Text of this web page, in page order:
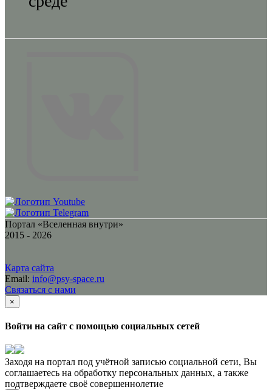
Портал «Вселенная внутри»
2015 - 2026
Карта сайта
Email: info@psy-space.ru
Связаться с нами
×
Войти на сайт с помощью социальных сетей
Заходя на портал под учётной записью социальной сети, Вы
соглашаетесь на обработку персональных данных, а также
подтверждаете своё совершеннолетие